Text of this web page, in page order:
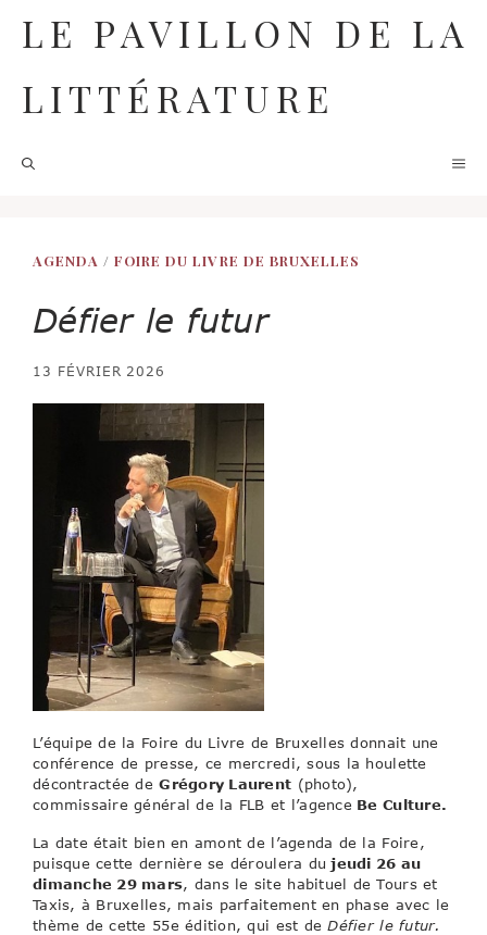
contenu
LE PAVILLON DE LA
LITTÉRATURE
AGENDA /FOIRE DU LIVRE DE BRUXELLES
Défier le futur
13 FÉVRIER 2026
L’équipe de la Foire du Livre de Bruxelles donnait une
conférence de presse, ce mercredi, sous la houlette
décontractée deGrégory Laurent (photo),
commissaire général de la FLB et l’agence Be Culture.
La date était bien en amont de l’agenda de la Foire,
puisque cette dernière se déroulera du jeudi 26 au
dimanche 29 mars, dans le site habituel de Tours et
Taxis, à Bruxelles, mais parfaitement en phase avec le
thème de cette 55e édition, qui est deDéfier le futur.